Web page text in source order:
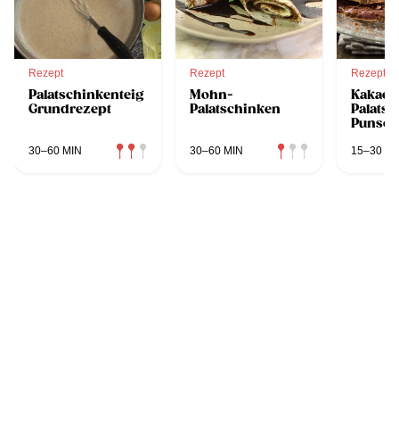
Rezept
Palatschinkenteig
Grundrezept
30–60 MIN
Rezept
Mohn-
Palatschinken
30–60 MIN
Rezept
Kakao-
15–30